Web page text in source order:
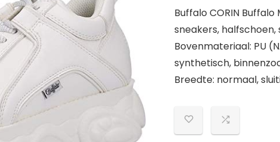
Buffalo CORIN
sneakers,
Bovenmateriaal: PU
synthetisch,
Breedte: normaal,